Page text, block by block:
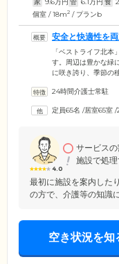
個室 / 18m2 / プランb
安全と快適性を
ていただけます
「ベストライフ北
す。周辺は豊かな緑
に咲き誇り、季節の
院への付き添いなど
全65室のお部屋は個
24時間介護士常駐
定員65名 /居室65室 /
4.0
サービスの
施設で処理
最初に施設を案内した
の方で、介護等の知識
空き状況を知